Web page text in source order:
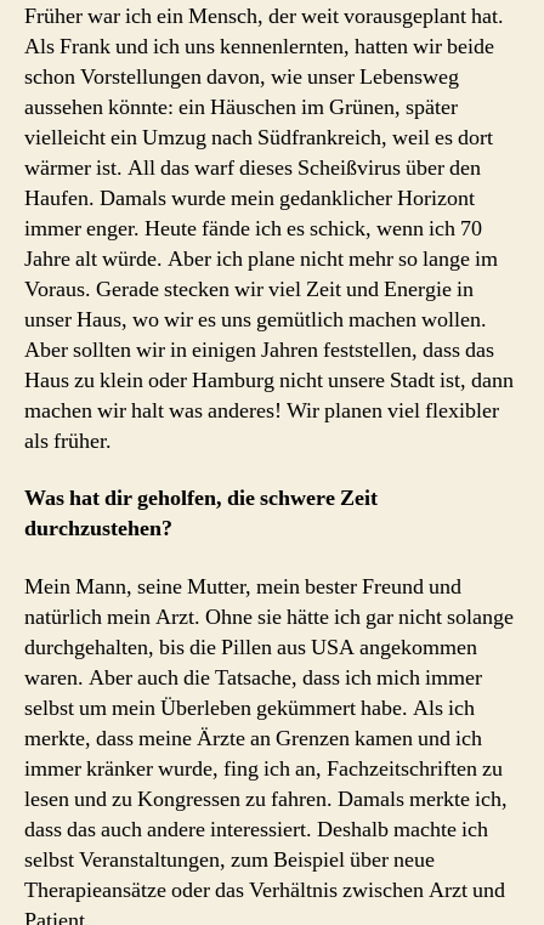
Früher war ich ein Mensch, der weit vorausgeplant hat.
Als Frank und ich uns kennenlernten, hatten wir beide
schon Vorstellungen davon, wie unser Lebensweg
aussehen könnte: ein Häuschen im Grünen, später
vielleicht ein Umzug nach Südfrankreich, weil es dort
wärmer ist. All das warf dieses Scheißvirus über den
Haufen. Damals wurde mein gedanklicher Horizont
immer enger. Heute fände ich es schick, wenn ich 70
Jahre alt würde. Aber ich plane nicht mehr so lange im
Voraus. Gerade stecken wir viel Zeit und Energie in
unser Haus, wo wir es uns gemütlich machen wollen.
Aber sollten wir in einigen Jahren feststellen, dass das
Haus zu klein oder Hamburg nicht unsere Stadt ist, dann
machen wir halt was anderes! Wir planen viel flexibler
als früher.
Was hat dir geholfen, die schwere Zeit
durchzustehen?
Mein Mann, seine Mutter, mein bester Freund und
natürlich mein Arzt. Ohne sie hätte ich gar nicht solange
durchgehalten, bis die Pillen aus USA angekommen
waren. Aber auch die Tatsache, dass ich mich immer
selbst um mein Überleben gekümmert habe. Als ich
merkte, dass meine Ärzte an Grenzen kamen und ich
immer kränker wurde, fing ich an, Fachzeitschriften zu
lesen und zu Kongressen zu fahren. Damals merkte ich,
dass das auch andere interessiert. Deshalb machte ich
selbst Veranstaltungen, zum Beispiel über neue
Therapieansätze oder das Verhältnis zwischen Arzt und